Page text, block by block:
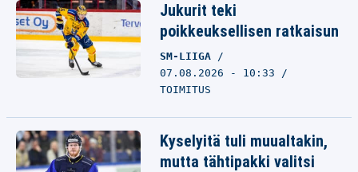
Jukurit teki
poikkeuksellisen ratkaisun
SM-LIIGA
07.08.2026 - 10:33
TOIMITUS
Kyselyitä tuli muualtakin,
mutta tähtipakki valitsi